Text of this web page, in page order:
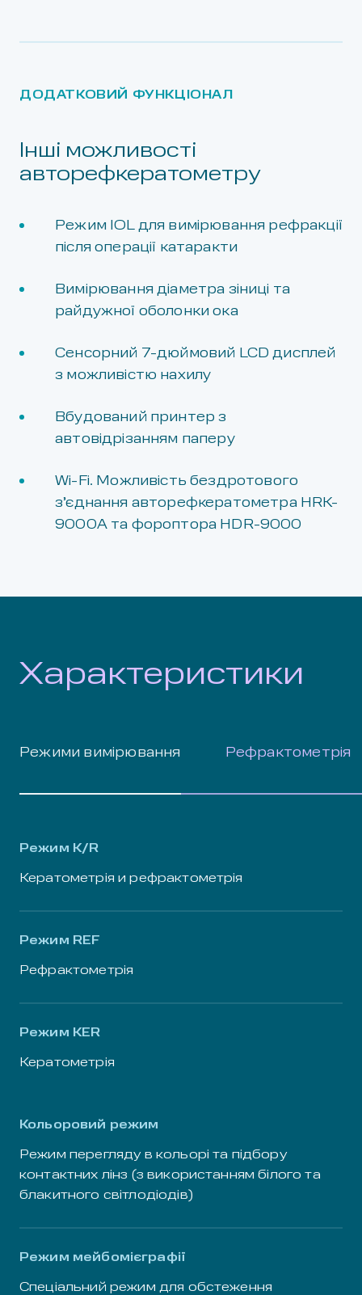
ДОДАТКОВИЙ ФУНКЦІОНАЛ
Інші можливості
авторефкератометру
Режим IOL для вимірювання рефракції
після операції катаракти
Вимірювання діаметра зіниці та
райдужної оболонки ока
Сенсорний 7-дюймовий LCD дисплей
з можливістю нахилу
Вбудований принтер з
автовідрізанням паперу
Wi-Fi. Можливість бездротового
з’єднання авторефкератометра HRK-
9000А та фороптора HDR-9000
Характеристики
Режими вимірювання Рефрактометрія
Режим K/R
Кератометрія и рефрактометрія
Режим REF
Рефрактометрія
Режим KER
Кератометрія
Кольоровий режим
Режим перегляду в кольорі та підбору
контактних лінз (з використанням білого та
блакитного світлодіодів)
Режим мейбомієграфії
Спеціальний режим для обстеження